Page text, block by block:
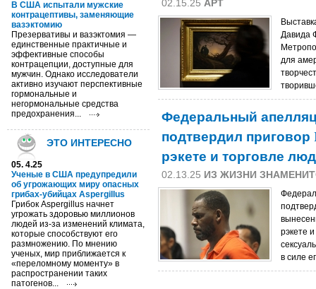
В США испытали мужские
контрацептивы, заменяющие
вазэктомию
Презервативы и вазэктомия —
единственные практичные и
эффективные способы
контрацепции, доступные для
мужчин. Однако исследователи
активно изучают перспективные
гормональные и
негормональные средства
предохранения...
ЭТО ИНТЕРЕСНО
05. 4.25
Ученые в США предупредили
об угрожающих миру опасных
грибах-убийцах Aspergillus
Грибок Aspergillus начнет
угрожать здоровью миллионов
людей из-за изменений климата,
которые способствуют его
размножению. По мнению
ученых, мир приближается к
«переломному моменту» в
распространении таких
патогенов...
02.15.25 АРТ
Давида
для
Федеральный
подтвердил приговор
рэкете и торговле
02.13.25 ИЗ ЖИЗНИ
рэкете
в силе